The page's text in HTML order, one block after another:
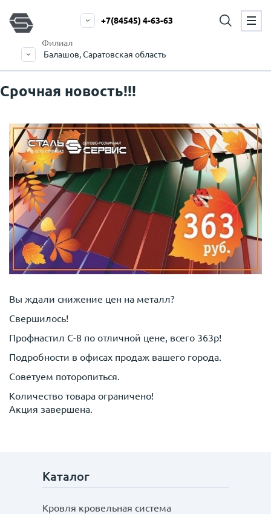
Филиал
Балашов, Саратовская область
+7(84545) 4-63-63
Срочная новость!!!
Вы ждали снижение цен на металл?
Свершилось!
Профнастил С-8 по отличной цене, всего 363р!
Подробности в офисах продаж вашего города.
Советуем поторопиться.
Количество товара ограничено!
Акция завершена.
Каталог
Кровля кровельная система